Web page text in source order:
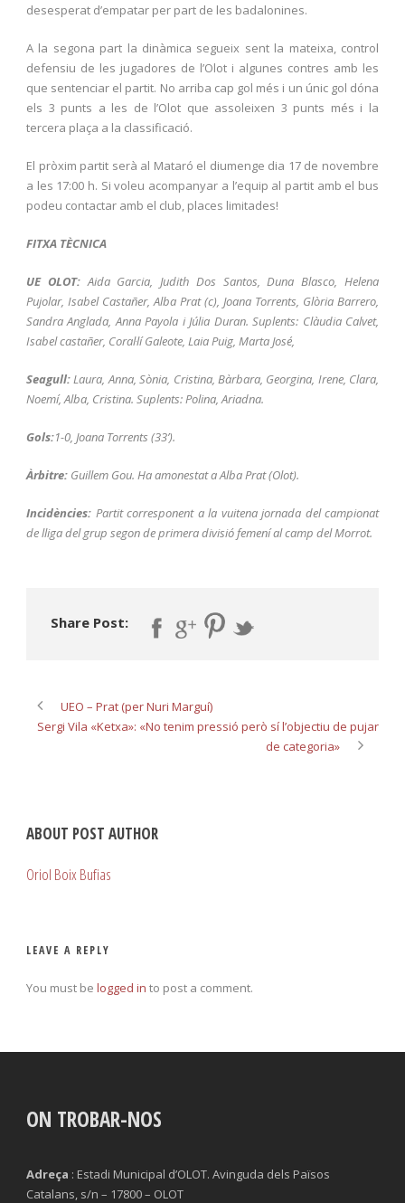
desesperat d’empatar per part de les badalonines.
A la segona part la dinàmica segueix sent la mateixa, control
defensiu de les jugadores de l’Olot i algunes contres amb les
que sentenciar el partit. No arriba cap gol més i un únic gol dóna
els 3 punts a les de l’Olot que assoleixen 3 punts més i la
tercera plaça a la classificació.
El pròxim partit serà al Mataró el diumenge dia 17 de novembre
a les 17:00 h. Si voleu acompanyar a l’equip al partit amb el bus
podeu contactar amb el club, places limitades!
FITXA TÈCNICA
UE OLOT:Aida Garcia, Judith Dos Santos, Duna Blasco, Helena
Pujolar, Isabel Castañer, Alba Prat (c), Joana Torrents, Glòria Barrero,
Sandra Anglada, Anna Payola i Júlia Duran. Suplents: Clàudia Calvet,
Isabel castañer, Coral·lí Galeote, Laia Puig, Marta José,
Seagull:Laura, Anna, Sònia, Cristina, Bàrbara, Georgina, Irene, Clara,
Noemí, Alba, Cristina. Suplents: Polina, Ariadna.
Gols:1-0, Joana Torrents (33’).
Àrbitre: Guillem Gou. Ha amonestat a Alba Prat (Olot).
Incidències: Partit corresponent a la vuitena jornada del campionat
de lliga del grup segon de primera divisió femení al camp del Morrot.
Share Post:
UEO – Prat (per Nuri Marguí)
Sergi Vila «Ketxa»: «No tenim pressió però sí l’objectiu de pujar
de categoria»
ABOUT POST AUTHOR
Oriol Boix Bufias
LEAVE A REPLY
You must be logged in to post a comment.
ON TROBAR-NOS
Adreça : Estadi Municipal d’OLOT. Avinguda dels Països
Catalans, s/n – 17800 – OLOT